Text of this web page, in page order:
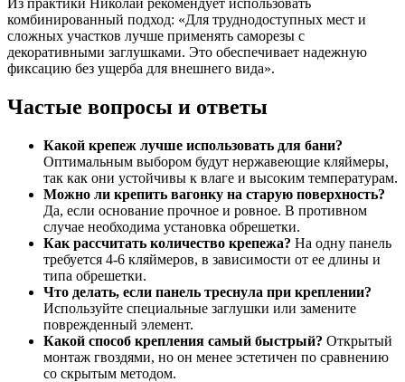
Из практики Николай рекомендует использовать
комбинированный подход: «Для труднодоступных мест и
сложных участков лучше применять саморезы с
декоративными заглушками. Это обеспечивает надежную
фиксацию без ущерба для внешнего вида».
Частые вопросы и ответы
Какой крепеж лучше использовать для бани?
Оптимальным выбором будут нержавеющие кляймеры,
так как они устойчивы к влаге и высоким температурам.
Можно ли крепить вагонку на старую поверхность?
Да, если основание прочное и ровное. В противном
случае необходима установка обрешетки.
Как рассчитать количество крепежа? На одну панель
требуется 4-6 кляймеров, в зависимости от ее длины и
типа обрешетки.
Что делать, если панель треснула при креплении?
Используйте специальные заглушки или замените
поврежденный элемент.
Какой способ крепления самый быстрый? Открытый
монтаж гвоздями, но он менее эстетичен по сравнению
со скрытым методом.